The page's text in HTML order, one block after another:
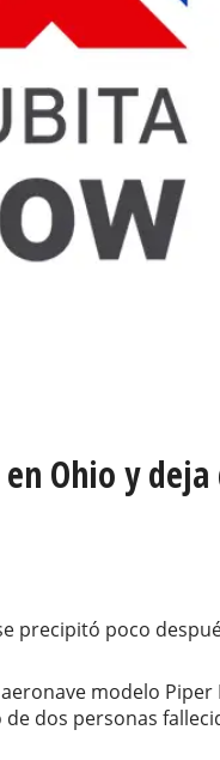
Ohio y
precipitó poco
modelo
dos personas